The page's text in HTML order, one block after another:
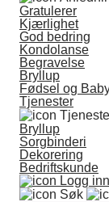
Gratulerer
Kjærlighet
God bedring
Kondolanse
Begravelse
Bryllup
Fødsel og
Tjenester
Bryllup
Sorgbinderi
Dekorering
Bedriftskunde
Logg inn
Søk